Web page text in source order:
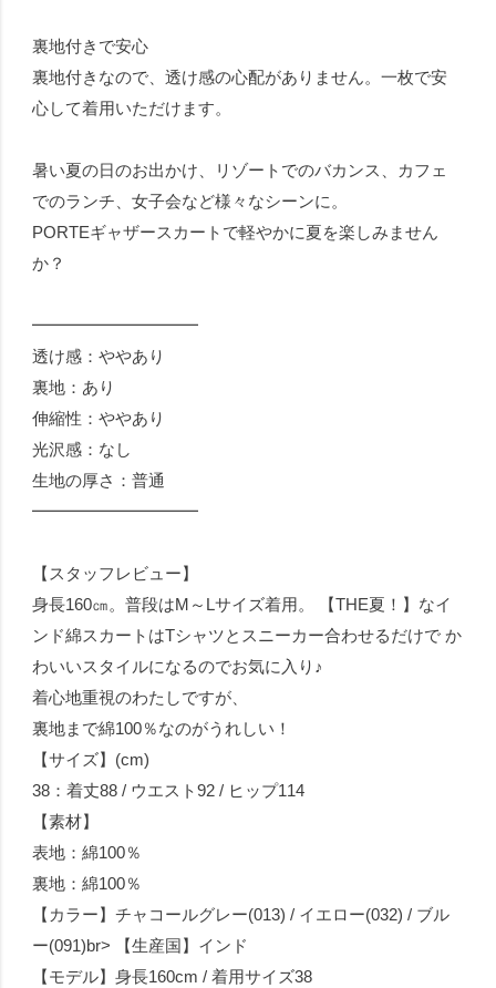
裏地付きで安心
裏地付きなので、透け感の心配がありません。一枚で安
心して着用いただけます。
暑い夏の日のお出かけ、リゾートでのバカンス、カフェ
でのランチ、女子会など様々なシーンに。
PORTEギャザースカートで軽やかに夏を楽しみません
か？
━━━━━━━━━━
透け感：ややあり
裏地：あり
伸縮性：ややあり
光沢感：なし
生地の厚さ：普通
━━━━━━━━━━
【スタッフレビュー】
身長160㎝。普段はM～Lサイズ着用。 【THE夏！】なイ
ンド綿スカートはTシャツとスニーカー合わせるだけで か
わいいスタイルになるのでお気に入り♪
着心地重視のわたしですが、
裏地まで綿100％なのがうれしい！
【サイズ】(cm)
38：着丈88 / ウエスト92 / ヒップ114
【素材】
表地：綿100％
裏地：綿100％
【カラー】チャコールグレー(013) / イエロー(032) / ブル
ー(091)br> 【生産国】インド
【モデル】身長160cm / 着用サイズ38